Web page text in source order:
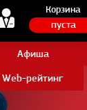
Корзина
пуста
Афиша
Web-рейтинг